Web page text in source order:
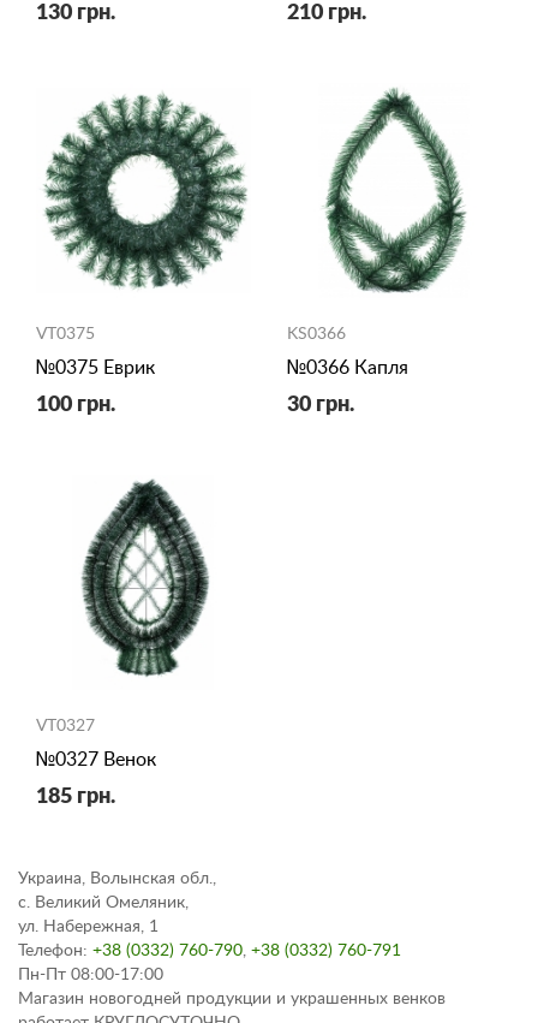
130 грн. 210 грн.
VT0375
№0375 Еврик
100 грн.
KS0366
№0366 Капля
30 грн.
VT0327
№0327 Венок
185 грн.
Украина, Волынская обл.,
с. Великий Омеляник,
ул. Набережная, 1
Телефон: +38 (0332) 760-790, +38 (0332) 760-791
Пн-Пт 08:00-17:00
Магазин новогодней продукции и украшенных венков